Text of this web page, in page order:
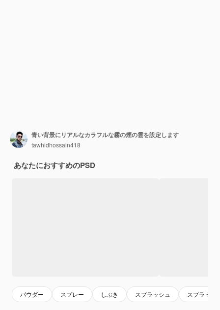
青い背景にリアルなカラフルな霧の煙の雲を設定します
tawhidhossain418
あなたにおすすめのPSD
パウダー スプレー しぶき スプラッシュ スプラッタ